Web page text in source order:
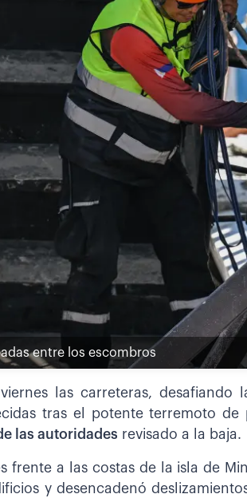
entre los escombros
las carreteras, desafiando
tras el potente terremoto de
las autoridades revisado a la baja.
frente a las costas de la isla de
y desencadenó